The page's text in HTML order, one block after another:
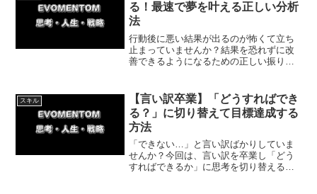
る！最速で夢を叶える正しい分析
法
行動後に悪い結果が出るのが怖くて立ち
止まっていませんか？結果を恐れずに改
善できるようになるための正しい振り返
を克服してスムーズに次のステップへ進
む秘訣を伝授します。
スキル
【言い訳卒業】「どうすればでき
る？」に切り替えて目標達成する
方法
「できない…」と言い訳ばかりしていま
せんか？今回は、言い訳を卒業し「どう
すればできるか」に思考を切り替える具